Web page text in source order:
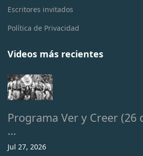
Escritores invitados
Política de Privacidad
Videos más recientes
Programa Ver y Creer (26
…
Jul 27, 2026